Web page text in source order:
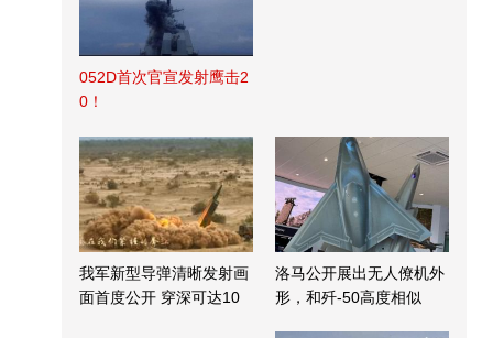
052D首次官宣发射鹰击2
0！
我军新型导弹清晰发射画
面首度公开 穿深可达10
洛马公开展出无人僚机外
形，和歼-50高度相似